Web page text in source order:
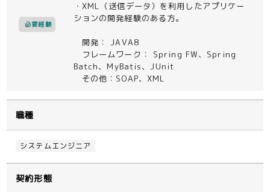
必要経験
・XML（送信データ）を利用したアプリケー
ションの開発経験のある方。
開発： JAVA8
フレームワーク： Spring FW、Spring
Batch、MyBatis、JUnit
その他：SOAP、XML
職種
システムエンジニア
契約形態